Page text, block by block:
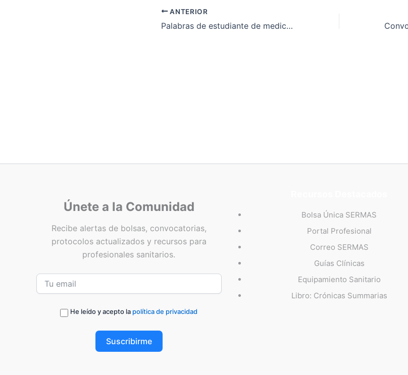
ANTERIOR
Palabras de estudiante de medicina en Twitter generan polémica en Costa Rica
Únete a la Comunidad
Recibe alertas de bolsas, convocatorias,
protocolos actualizados y recursos para
profesionales sanitarios.
He leído y acepto la política de privacidad
Suscribirme
Bolsa Única SERMAS
Portal Profesional
Correo SERMAS
Guías Clínicas
Equipamiento Sanitario
Libro: Crónicas Summarias